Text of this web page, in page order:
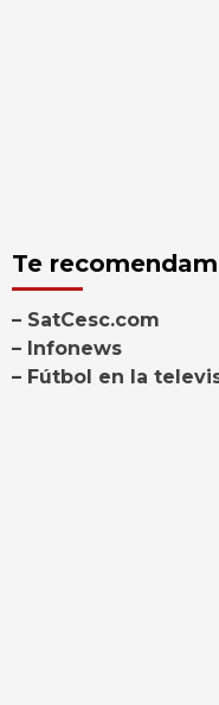
Te
– SatCesc.com
– Infonews
– Fútbol en la